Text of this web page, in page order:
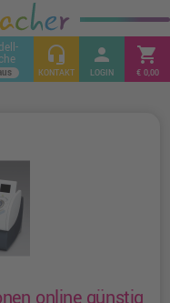
headset_mic
KONTAKT
person
LOGIN
shopping_cart
€ 0,00